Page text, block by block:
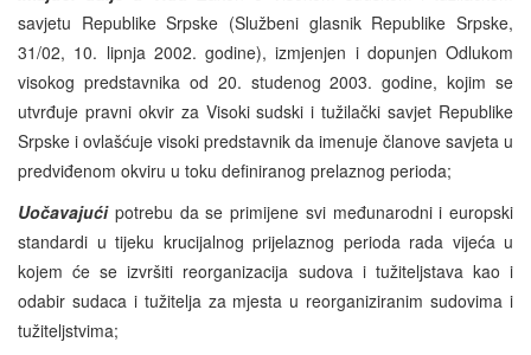
savjetu Republike Srpske (Službeni glasnik Republike Srpske,
31/02, 10. lipnja 2002. godine), izmjenjen i dopunjen Odlukom
visokog predstavnika od 20. studenog 2003. godine, kojim se
utvrđuje pravni okvir za Visoki sudski i tužilački savjet Republike
Srpske i ovlašćuje visoki predstavnik da imenuje članove savjeta u
predviđenom okviru u toku definiranog prelaznog perioda;
Uočavajući potrebu da se primijene svi međunarodni i europski
standardi u tijeku krucijalnog prijelaznog perioda rada vijeća u
kojem će se izvršiti reorganizacija sudova i tužiteljstava kao i
odabir sudaca i tužitelja za mjesta u reorganiziranim sudovima i
tužiteljstvima;